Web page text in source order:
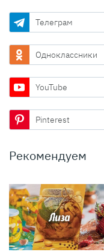
Телеграм
Одноклассники
YouTube
Pinterest
Рекомендуем